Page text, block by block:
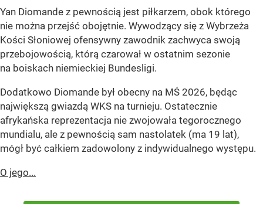
Yan Diomande z pewnością jest piłkarzem, obok którego
nie można przejść obojętnie. Wywodzący się z Wybrzeża
Kości Słoniowej ofensywny zawodnik zachwyca swoją
przebojowością, którą czarował w ostatnim sezonie
na boiskach niemieckiej Bundesligi.
Dodatkowo Diomande był obecny na MŚ 2026, będąc
największą gwiazdą WKS na turnieju. Ostatecznie
afrykańska reprezentacja nie zwojowała tegorocznego
mundialu, ale z pewnością sam nastolatek (ma 19 lat),
mógł być całkiem zadowolony z indywidualnego występu.
O jego...